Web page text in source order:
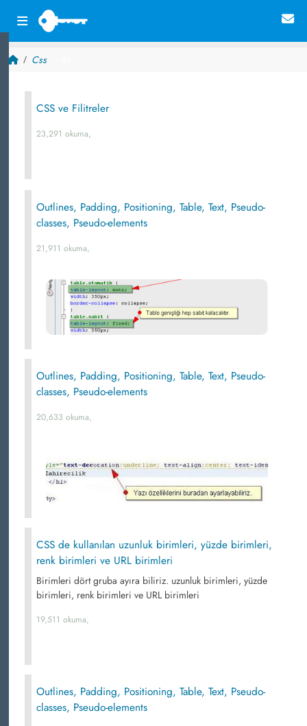
Css
CSS ve Filitreler
23,291 okuma,
Outlines, Padding, Positioning, Table, Text, Pseudo-
classes, Pseudo-elements
21,911 okuma,
Outlines, Padding, Positioning, Table, Text, Pseudo-
classes, Pseudo-elements
20,633 okuma,
CSS de kullanılan uzunluk birimleri, yüzde birimleri,
renk birimleri ve URL birimleri
Birimleri dört gruba ayıra biliriz. uzunluk birimleri, yüzde
birimleri, renk birimleri ve URL birimleri
19,511 okuma,
Outlines, Padding, Positioning, Table, Text, Pseudo-
classes, Pseudo-elements